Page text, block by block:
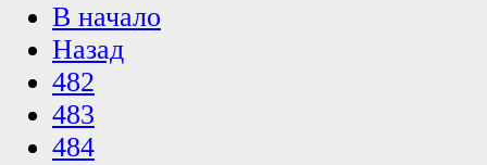
В начало
Назад
482
483
484